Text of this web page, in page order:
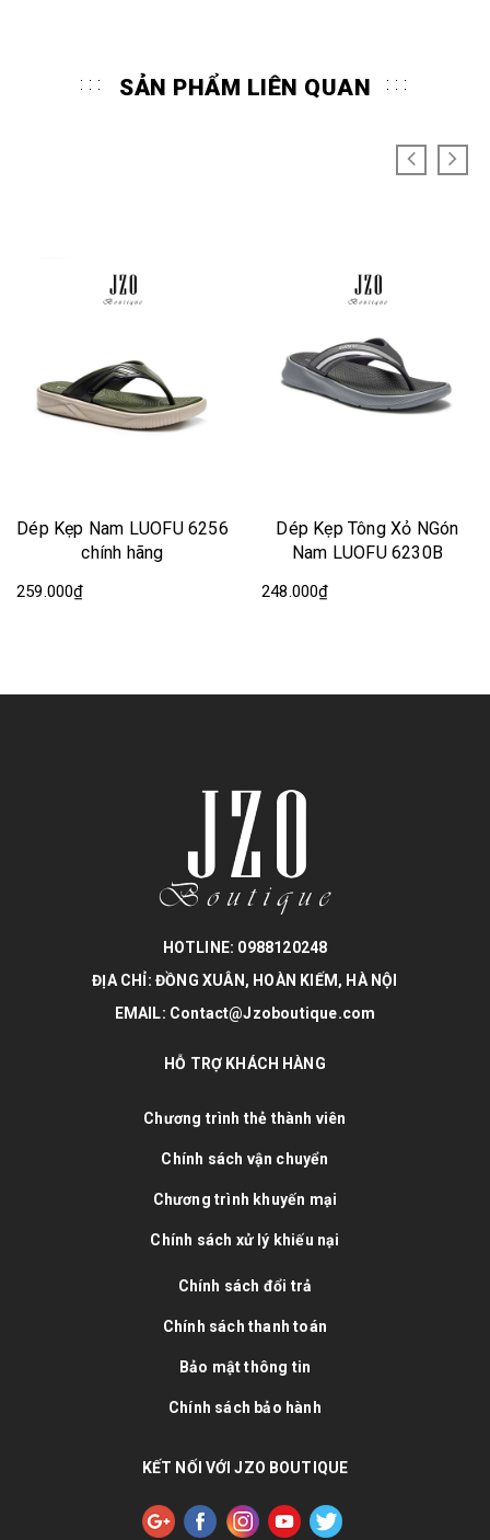
SẢN PHẨM LIÊN QUAN
Dép Kẹp Nam LUOFU 6256
chính hãng
259.000₫
Dép Kẹp Tông Xỏ NGón
Nam LUOFU 6230B
248.000₫
HOTLINE: 0988120248
ĐỊA CHỈ: ĐỒNG XUÂN, HOÀN KIẾM, HÀ NỘI
EMAIL: Contact@Jzoboutique.com
HỖ TRỢ KHÁCH HÀNG
Chương trình thẻ thành viên
Chính sách vận chuyển
Chương trình khuyến mại
Chính sách xử lý khiếu nại
Chính sách đổi trả
Chính sách thanh toán
Bảo mật thông tin
Chính sách bảo hành
KẾT NỐI VỚI JZO BOUTIQUE